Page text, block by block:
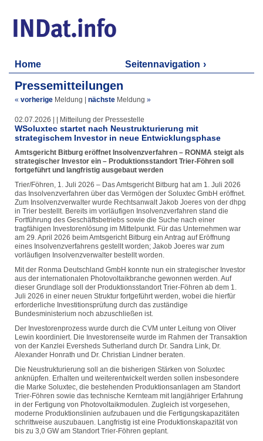
Home Seitennavigation
Pressemitteilungen
« vorherige Meldung nächste Meldung »
02.07.2026 | | Mitteilung der Pressestelle
WSoluxtec startet nach Neustrukturierung mit
strategischem Investor in neue Entwicklungsphase
Amtsgericht Bitburg eröffnet Insolvenzverfahren – RONMA steigt als
strategischer Investor ein – Produktionsstandort Trier-Föhren soll
fortgeführt und langfristig ausgebaut werden
Trier/Föhren, 1. Juli 2026 – Das Amtsgericht Bitburg hat am 1. Juli 2026
das Insolvenzverfahren über das Vermögen der Soluxtec GmbH eröffnet.
Zum Insolvenzverwalter wurde Rechtsanwalt Jakob Joeres von der dhpg
in Trier bestellt. Bereits im vorläufigen Insolvenzverfahren stand die
Fortführung des Geschäftsbetriebs sowie die Suche nach einer
tragfähigen Investorenlösung im Mittelpunkt. Für das Unternehmen war
am 29. April 2026 beim Amtsgericht Bitburg ein Antrag auf Eröffnung
eines Insolvenzverfahrens gestellt worden; Jakob Joeres war zum
vorläufigen Insolvenzverwalter bestellt worden.
Mit der Ronma Deutschland GmbH konnte nun ein strategischer Investor
aus der internationalen Photovoltaikbranche gewonnen werden. Auf
dieser Grundlage soll der Produktionsstandort Trier-Föhren ab dem 1.
Juli 2026 in einer neuen Struktur fortgeführt werden, wobei die hierfür
erforderliche Investitionsprüfung durch das zuständige
Bundesministerium noch abzuschließen ist.
Der Investorenprozess wurde durch die CVM unter Leitung von Oliver
Lewin koordiniert. Die Investorenseite wurde im Rahmen der Transaktion
von der Kanzlei Eversheds Sutherland durch Dr. Sandra Link, Dr.
Alexander Honrath und Dr. Christian Lindner beraten.
Die Neustrukturierung soll an die bisherigen Stärken von Soluxtec
anknüpfen. Erhalten und weiterentwickelt werden sollen insbesondere
die Marke Soluxtec, die bestehenden Produktionsanlagen am Standort
Trier-Föhren sowie das technische Kernteam mit langjähriger Erfahrung
in der Fertigung von Photovoltaikmodulen. Zugleich ist vorgesehen,
moderne Produktionslinien aufzubauen und die Fertigungskapazitäten
schrittweise auszubauen. Langfristig ist eine Produktionskapazität von
bis zu 3,0 GW am Standort Trier-Föhren geplant.